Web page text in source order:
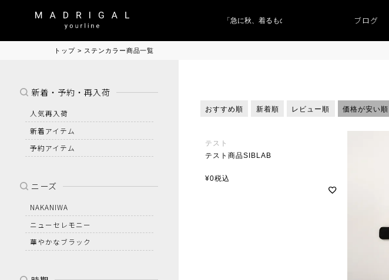
「急に秋、着るものがない」 「キレイなニット」
ブログ
トップ ステンカラー商品一覧
おすすめ順 新着順 レビュー順 価格が安い順
テスト
テスト商品SIBLAB
¥0税込
新着・予約・再入荷
人気再入荷
新着アイテム
予約アイテム
ニーズ
NAKANIWA
ニューセレモニー
華やかなブラック